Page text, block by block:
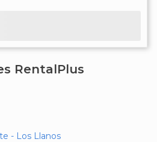
RentalPlus
- Los Llanos